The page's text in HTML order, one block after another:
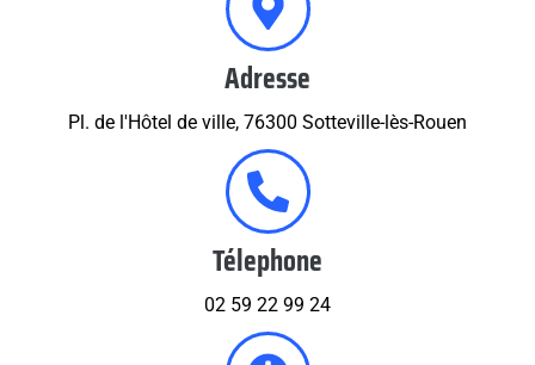
Adresse
Pl. de l'Hôtel de ville, 76300 Sotteville-lès-Rouen
Télephone
02 59 22 99 24